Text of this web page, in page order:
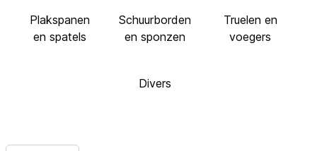
Plakspanen
en spatels
Schuurborden
en sponzen
Truelen en
voegers
Divers